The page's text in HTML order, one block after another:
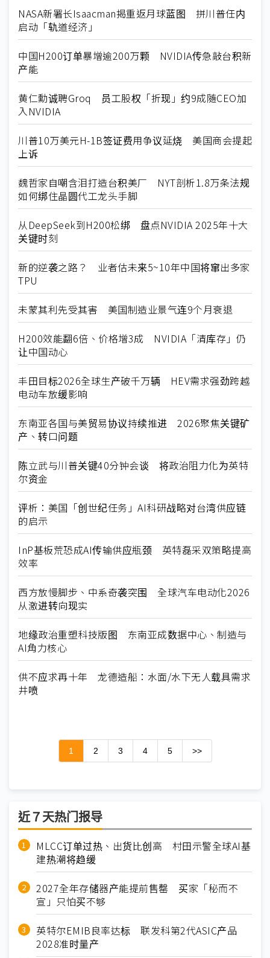
NASA新署长Isaacman揭重返月球蓝图 拼川普任内
启动「轨道经济」
中国H200订单暴增逾200万颗 NVIDIA传急敲台积新
产能
黄仁勳诚聘Groq 员工股权「折现」约9成随CEO加
入NVIDIA
川普10万美元H-1B签证费用争议延烧 美国商会提起
上诉
魏哲家自嘲含泪打造台积美厂 NYT剖析1.8万条法规
如何绑住晶圆代工龙头手脚
从DeepSeek到H200松绑 盘点NVIDIA 2025年十大
关键时刻
新的逆袭之路？ 业者估未来5~10年中国将窜出多家
TPU
未蒙其利先受其害 美国制造业景气连9个月衰退
H200效能翻6倍、价格增3成 NVIDIA「清库存」仍
让中国动心
丰田目标2026全球生产破千万辆 HEV需求强劲跨越
电动车放缓影响
东南亚各国与美贸易协议持续推进 2026聚焦关键矿
产、转口问题
陈立武与川普关键40分钟会谈 将政治阻力化为英特
尔资金
评析：美国「创世纪任务」AI科研战略对台湾供应链
的启示
InP基板荒恐成AI传输供应瓶颈 英特磊采双策略提高
效率
西方放慢脚步、中系奇袭突围 全球汽车电动化2026
从激进转向现实
地缘政治重塑科技版图 东南亚成数据中心、制造与
AI角力核心
供不应求再十年 龙德造船：水面/水下无人载具需求
井喷
1 2 3 4 5 >>
近７天热门报导
MLCC订单过热、出货比创高 村田示警全球AI基
建热潮将趋缓
2027全年存储器产能提前售罄 买家「秘而不
宣」只怕买不够
英特尔EMIB良率达标 联发科第2代ASIC产品
2028准时量产